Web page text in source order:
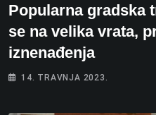
Popularna gradska
se na velika vrata,
iznenađenja
14. TRAVNJA 2023.